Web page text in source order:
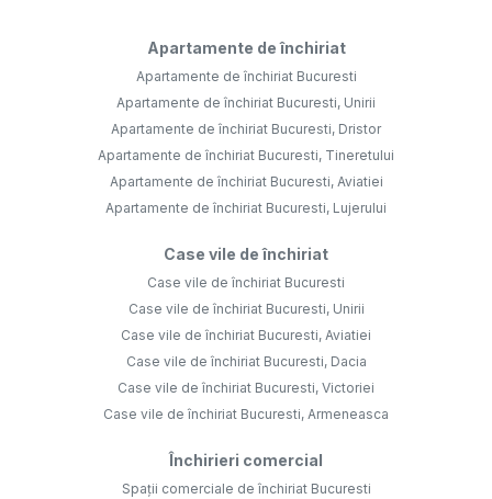
Apartamente de închiriat
Apartamente de închiriat Bucuresti
Apartamente de închiriat Bucuresti, Unirii
Apartamente de închiriat Bucuresti, Dristor
Apartamente de închiriat Bucuresti, Tineretului
Apartamente de închiriat Bucuresti, Aviatiei
Apartamente de închiriat Bucuresti, Lujerului
Case vile de închiriat
Case vile de închiriat Bucuresti
Case vile de închiriat Bucuresti, Unirii
Case vile de închiriat Bucuresti, Aviatiei
Case vile de închiriat Bucuresti, Dacia
Case vile de închiriat Bucuresti, Victoriei
Case vile de închiriat Bucuresti, Armeneasca
Închirieri comercial
Spații comerciale de închiriat Bucuresti